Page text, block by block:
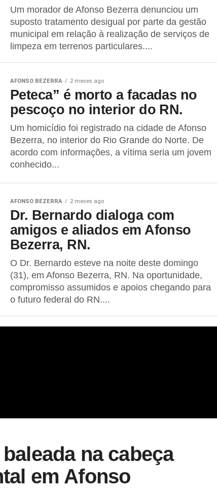
Um morador de Afonso Bezerra denunciou um
suposto tratamento desigual por parte da gestão
municipal em relação à realização de serviços de
limpeza em terrenos particulares....
AFONSO BEZERRA 2 meses ago
Peteca” é morto a facadas no
pescoço no interior do RN.
Um homicídio foi registrado na cidade de Afonso
Bezerra, no interior do Rio Grande do Norte. De
acordo com informações, a vítima seria um jovem
conhecido...
AFONSO BEZERRA 2 meses ago
Dr. Bernardo dialoga com
amigos e aliados em Afonso
Bezerra, RN.
O Dr. Bernardo esteve na noite deste domingo
(31), em Afonso Bezerra, RN. Na oportunidade,
compromisso assumidos e apoios chegando para
o futuro federal do RN....
na cabeça
em Afonso